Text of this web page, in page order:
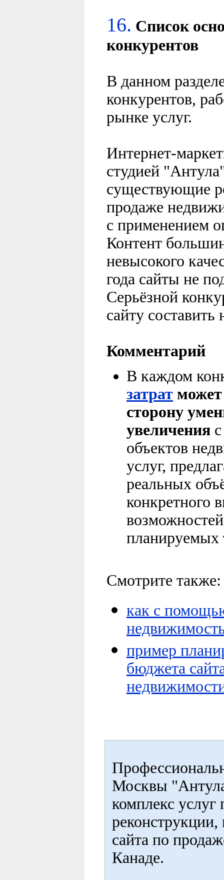
16. Список
конкурентов
В данном
конкурентов,
рынке услуг.
Интернет-
студией
существующие
продаже
с применением
Контент
невысокого
года сайты не
Серьёзной
сайту составить
Комментарий
В каждом
затрат может
сторону
увеличения
объектов
услуг,
реальных
конкретного
планируемых
Смотрите также:
как с
пример
бюджета
Москвы
комплекс услуг
реконструкции,
сайта по
Канаде.